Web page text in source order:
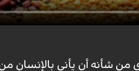
من شأنه أن يأنى بالإنسان